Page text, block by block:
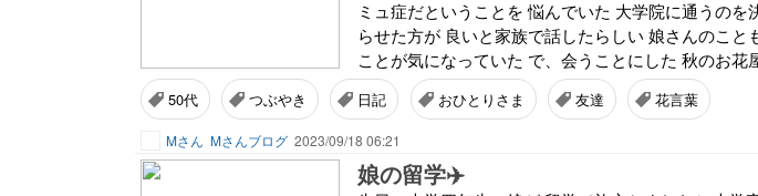
ミュ症だということを 悩んでいた 大学院に通うの
らせた方が 良いと家族で話したらしい 娘さんのこ
ことが気になっていた で、会うことにした 秋のお花
50代 つぶやき 日記 おひとりさま 友達 花言葉
Mさん Mさんブログ 2023/09/18 06:21
娘の留学✈️